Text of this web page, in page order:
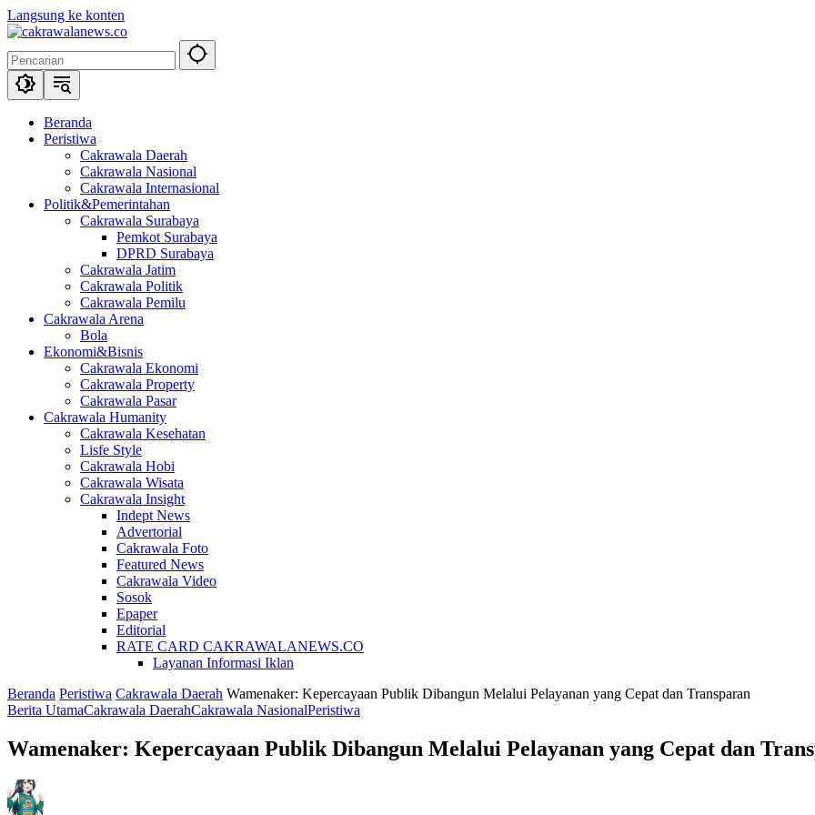
Langsung ke konten
Beranda
Peristiwa
Cakrawala Daerah
Cakrawala Nasional
Cakrawala Internasional
Politik&Pemerintahan
Cakrawala Surabaya
Pemkot Surabaya
DPRD Surabaya
Cakrawala Jatim
Cakrawala Politik
Cakrawala Pemilu
Cakrawala Arena
Bola
Ekonomi&Bisnis
Cakrawala Ekonomi
Cakrawala Property
Cakrawala Pasar
Cakrawala Humanity
Cakrawala Kesehatan
Lisfe Style
Cakrawala Hobi
Cakrawala Wisata
Cakrawala Insight
Indept News
Advertorial
Cakrawala Foto
Featured News
Cakrawala Video
Sosok
Epaper
Editorial
RATE CARD CAKRAWALANEWS.CO
Layanan Informasi Iklan
Beranda Peristiwa Cakrawala Daerah Wamenaker: Kepercayaan Publik Dibangun Melalui Pelayanan yang Cepat dan Transparan
Berita UtamaCakrawala DaerahCakrawala NasionalPeristiwa
Wamenaker: Kepercayaan Publik Dibangun Melalui Pelayanan yang Cepat dan